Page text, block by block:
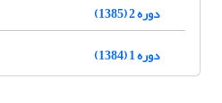
دوره 2 (1385)
دوره 1 (1384)